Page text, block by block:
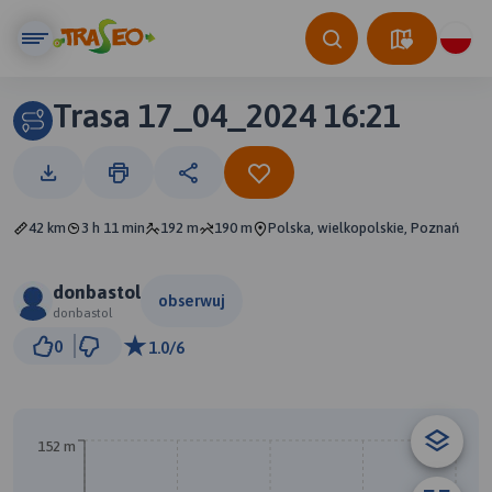
Trasa 17_04_2024 16:21
42 km 3 h 11 min 192 m 190 m Polska, wielkopolskie, Poznań
donbastol
donbastol
obserwuj
0 1.0/6
152 m